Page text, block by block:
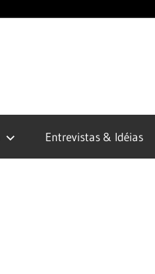
Entrevistas & Idéias